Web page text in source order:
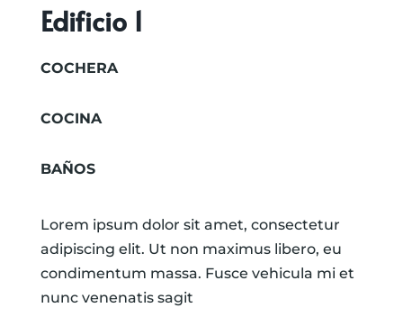
Edificio 1
COCHERA
COCINA
BAÑOS
Lorem ipsum dolor sit amet, consectetur
adipiscing elit. Ut non maximus libero, eu
condimentum massa. Fusce vehicula mi et
nunc venenatis sagit